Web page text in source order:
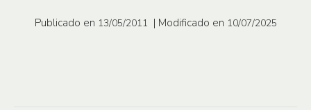
Publicado en 13/05/2011 | Modificado en 10/07/2025